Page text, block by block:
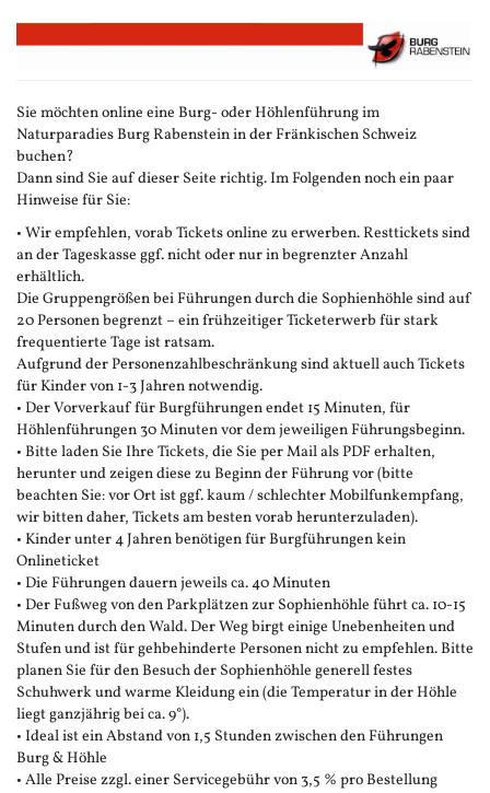
Zum
Haupt-
Sie möchten online eine Burg- oder Höhlenführung im
Naturparadies Burg Rabenstein in der Fränkischen Schweiz
buchen?
Dann sind Sie auf dieser Seite richtig. Im Folgenden noch ein paar
Hinweise für Sie:
• Wir empfehlen, vorab Tickets online zu erwerben. Resttickets sind
an der Tageskasse ggf. nicht oder nur in begrenzter Anzahl
erhältlich.
Die Gruppengrößen bei Führungen durch die Sophienhöhle sind auf
20 Personen begrenzt – ein frühzeitiger Ticketerwerb für stark
frequentierte Tage ist ratsam.
Aufgrund der Personenzahlbeschränkung sind aktuell auch Tickets
für Kinder von 1-3 Jahren notwendig.
• Der Vorverkauf für Burgführungen endet 15 Minuten, für
Höhlenführungen 30 Minuten vor dem jeweiligen Führungsbeginn.
• Bitte laden Sie Ihre Tickets, die Sie per Mail als PDF erhalten,
herunter und zeigen diese zu Beginn der Führung vor (bitte
beachten Sie: vor Ort ist ggf. kaum / schlechter Mobilfunkempfang,
wir bitten daher, Tickets am besten vorab herunterzuladen).
• Kinder unter 4 Jahren benötigen für Burgführungen kein
Onlineticket
• Die Führungen dauern jeweils ca. 40 Minuten
• Der Fußweg von den Parkplätzen zur Sophienhöhle führt ca. 10-15
Minuten durch den Wald. Der Weg birgt einige Unebenheiten und
Stufen und ist für gehbehinderte Personen nicht zu empfehlen. Bitte
planen Sie für den Besuch der Sophienhöhle generell festes
Schuhwerk und warme Kleidung ein (die Temperatur in der Höhle
liegt ganzjährig bei ca. 9°).
• Ideal ist ein Abstand von 1,5 Stunden zwischen den Führungen
Burg & Höhle
• Alle Preise zzgl. einer Servicegebühr von 3,5 % pro Bestellung